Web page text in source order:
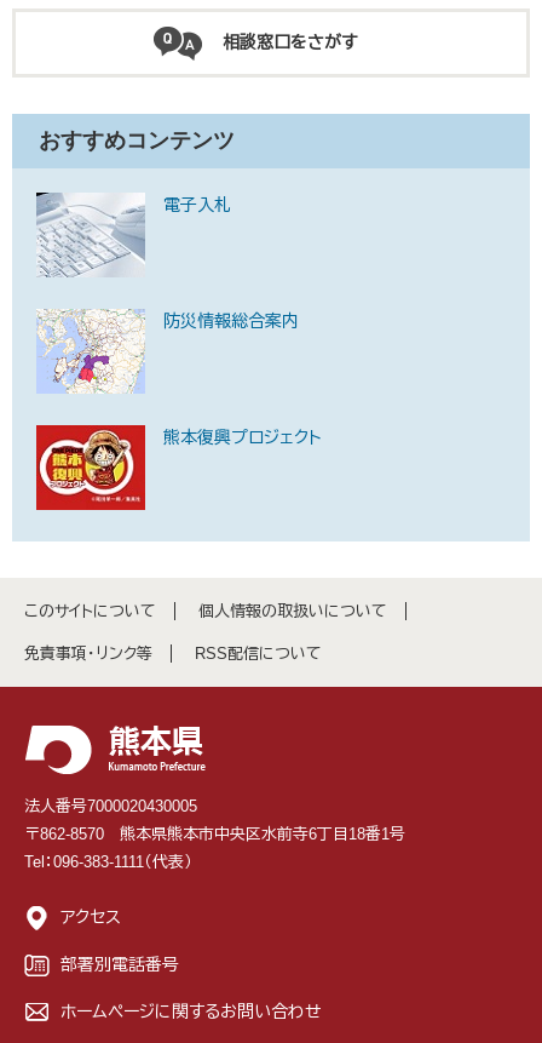
相談窓口をさがす
おすすめコンテンツ
電子入札
防災情報総合案内
熊本復興プロジェクト
このサイトについて 個人情報の取扱いについて
免責事項・リンク等 RSS配信について
法人番号7000020430005
〒862-8570 熊本県熊本市中央区水前寺6丁目18番1号
Tel：096-383-1111（代表）
アクセス
部署別電話番号
ホームページに関するお問い合わせ